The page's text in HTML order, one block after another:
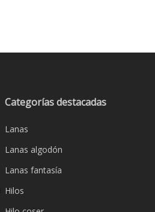
Categorías destacadas
Lanas
Lanas algodón
Lanas fantasía
Hilos